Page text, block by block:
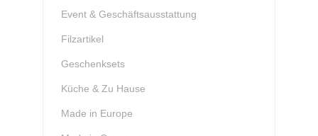
Event & Geschäftsausstattung
Filzartikel
Geschenksets
Küche & Zu Hause
Made in Europe